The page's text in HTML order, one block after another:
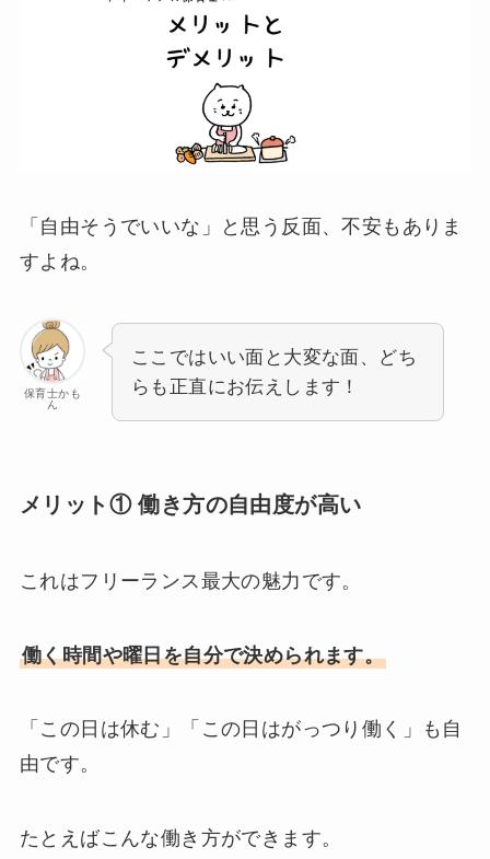
「自由そうでいいな」と思う反面、不安もありま
すよね。
保育士かも
ん
ここではいい面と大変な面、どち
らも正直にお伝えします！
メリット① 働き方の自由度が高い
これはフリーランス最大の魅力です。
働く時間や曜日を自分で決められます。
「この日は休む」「この日はがっつり働く」も自
由です。
たとえばこんな働き方ができます。